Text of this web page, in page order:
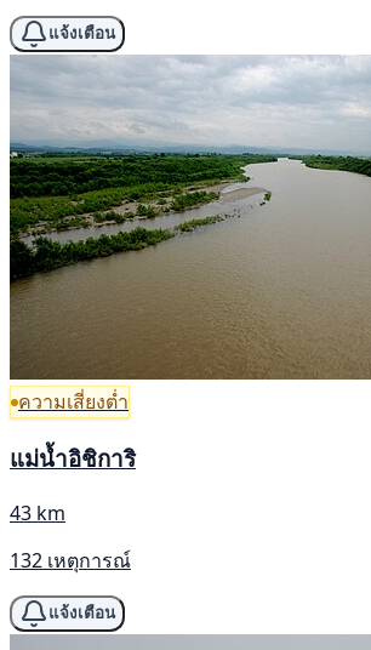
แจ้งเตือน
ความเสี่ยงต่ำ
แม่น้ำอิชิการิ
43 km
132 เหตุการณ์
แจ้งเตือน